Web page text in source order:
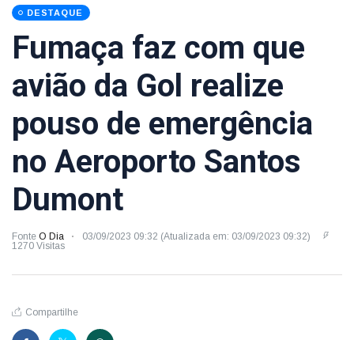
DESTAQUE
Fumaça faz com que
avião da Gol realize
pouso de emergência
no Aeroporto Santos
Dumont
Fonte O Dia
03/09/2023 09:32 (Atualizada em: 03/09/2023 09:32)
1270 Visitas
Compartilhe